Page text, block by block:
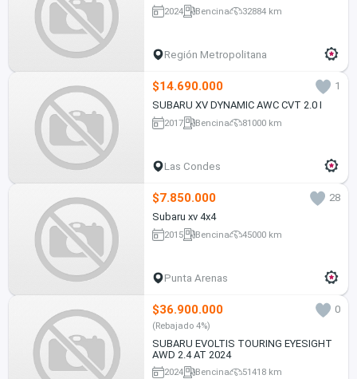
2024 Bencina 32884 km
Región Metropolitana
$14.690.000
1
SUBARU XV DYNAMIC AWC CVT 2.0 I
2017 Bencina 81000 km
Las Condes
$7.850.000
28
Subaru xv 4x4
2015 Bencina 45000 km
Punta Arenas
$36.900.000 0
(Rebajado 4%)
SUBARU EVOLTIS TOURING EYESIGHT
AWD 2.4 AT 2024
2024 Bencina 51418 km